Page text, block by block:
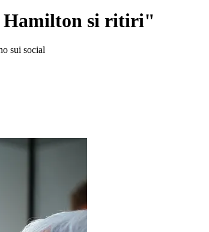
Hamilton si ritiri"
sui social